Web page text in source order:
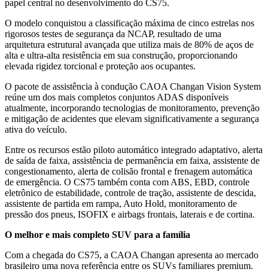
papel central no desenvolvimento do CS75.
O modelo conquistou a classificação máxima de cinco estrelas nos
rigorosos testes de segurança da NCAP, resultado de uma
arquitetura estrutural avançada que utiliza mais de 80% de aços de
alta e ultra-alta resistência em sua construção, proporcionando
elevada rigidez torcional e proteção aos ocupantes.
O pacote de assistência à condução CAOA Changan Vision System
reúne um dos mais completos conjuntos ADAS disponíveis
atualmente, incorporando tecnologias de monitoramento, prevenção
e mitigação de acidentes que elevam significativamente a segurança
ativa do veículo.
Entre os recursos estão piloto automático integrado adaptativo, alerta
de saída de faixa, assistência de permanência em faixa, assistente de
congestionamento, alerta de colisão frontal e frenagem automática
de emergência. O CS75 também conta com ABS, EBD, controle
eletrônico de estabilidade, controle de tração, assistente de descida,
assistente de partida em rampa, Auto Hold, monitoramento de
pressão dos pneus, ISOFIX e airbags frontais, laterais e de cortina.
O melhor e mais completo SUV para a família
Com a chegada do CS75, a CAOA Changan apresenta ao mercado
brasileiro uma nova referência entre os SUVs familiares premium.